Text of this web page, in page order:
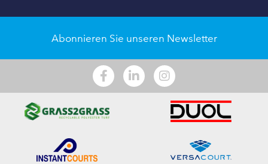
Abonnieren Sie unseren Newsletter